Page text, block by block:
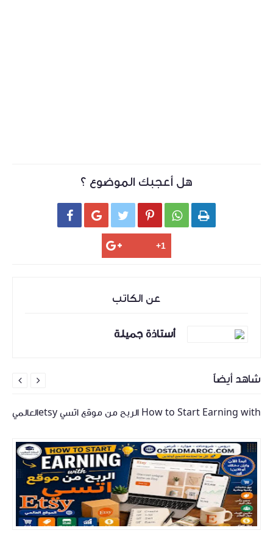
هل أعجبك الموضوع ؟
     
عن الكاتب
أستاذة جميلة
شاهد أيضاً
How to Start Earning with الربح من موقع اتسي etsyالعالمي

